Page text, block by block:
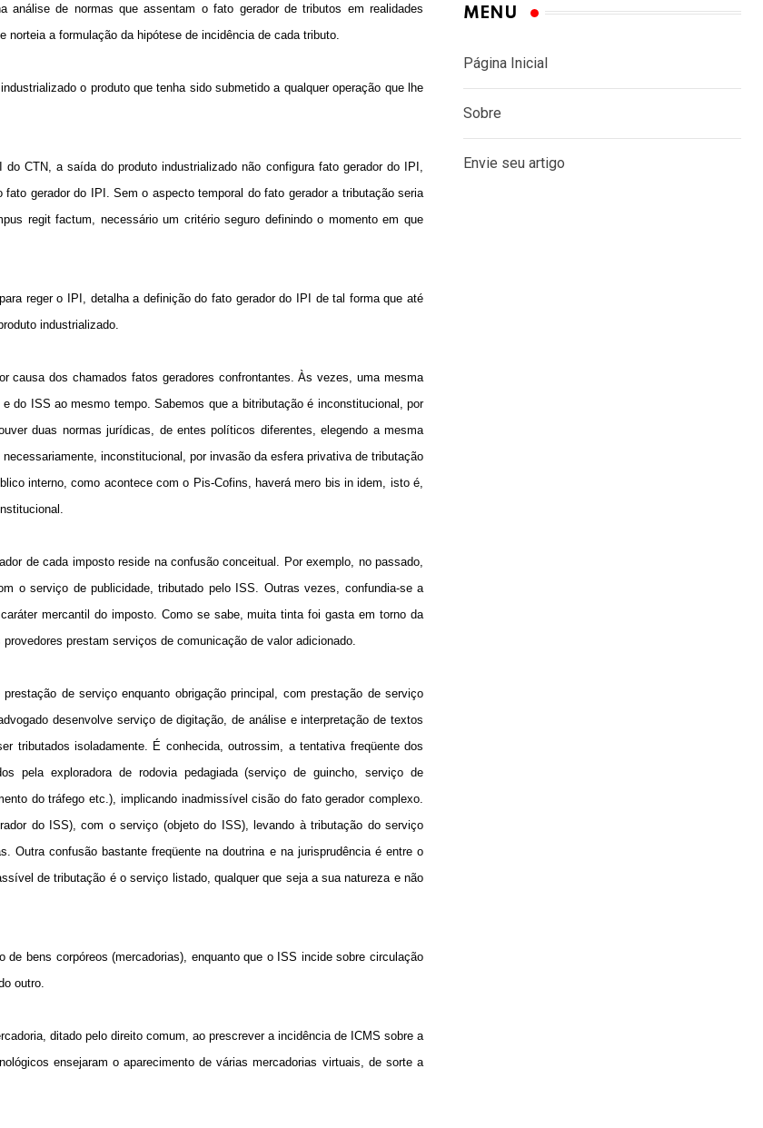
análise de normas que assentam o fato gerador de tributos em realidades
a formulação da hipótese de incidência de cada tributo.
o produto que tenha sido submetido a qualquer operação que lhe
CTN, a saída do produto industrializado não configura fato gerador do IPI,
gerador do IPI. Sem o aspecto temporal do fato gerador a tributação seria
regit factum, necessário um critério seguro definindo o momento em que
reger o IPI, detalha a definição do fato gerador do IPI de tal forma que até
industrializado.
causa dos chamados fatos geradores confrontantes. Às vezes, uma mesma
do ISS ao mesmo tempo. Sabemos que a bitributação é inconstitucional, por
duas normas jurídicas, de entes políticos diferentes, elegendo a mesma
inconstitucional, por invasão da esfera privativa de tributação
interno, como acontece com o Pis-Cofins, haverá mero bis in idem, isto é,
de cada imposto reside na confusão conceitual. Por exemplo, no passado,
o serviço de publicidade, tributado pelo ISS. Outras vezes, confundia-se a
mercantil do imposto. Como se sabe, muita tinta foi gasta em torno da
prestam serviços de comunicação de valor adicionado.
de serviço enquanto obrigação principal, com prestação de serviço
desenvolve serviço de digitação, de análise e interpretação de textos
tributados isoladamente. É conhecida, outrossim, a tentativa freqüente dos
pela exploradora de rodovia pedagiada (serviço de guincho, serviço de
do tráfego etc.), implicando inadmissível cisão do fato gerador complexo.
do ISS), com o serviço (objeto do ISS), levando à tributação do serviço
Outra confusão bastante freqüente na doutrina e na jurisprudência é entre o
de tributação é o serviço listado, qualquer que seja a sua natureza e não
bens corpóreos (mercadorias), enquanto que o ISS incide sobre circulação
outro.
ditado pelo direito comum, ao prescrever a incidência de ICMS sobre a
ensejaram o aparecimento de várias mercadorias virtuais, de sorte a
MENU
Página Inicial
Sobre
Envie seu artigo